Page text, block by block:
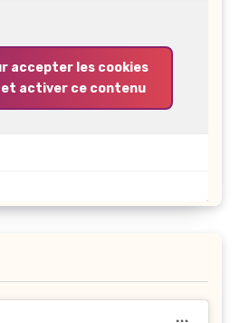
accepter les cookies
activer ce contenu